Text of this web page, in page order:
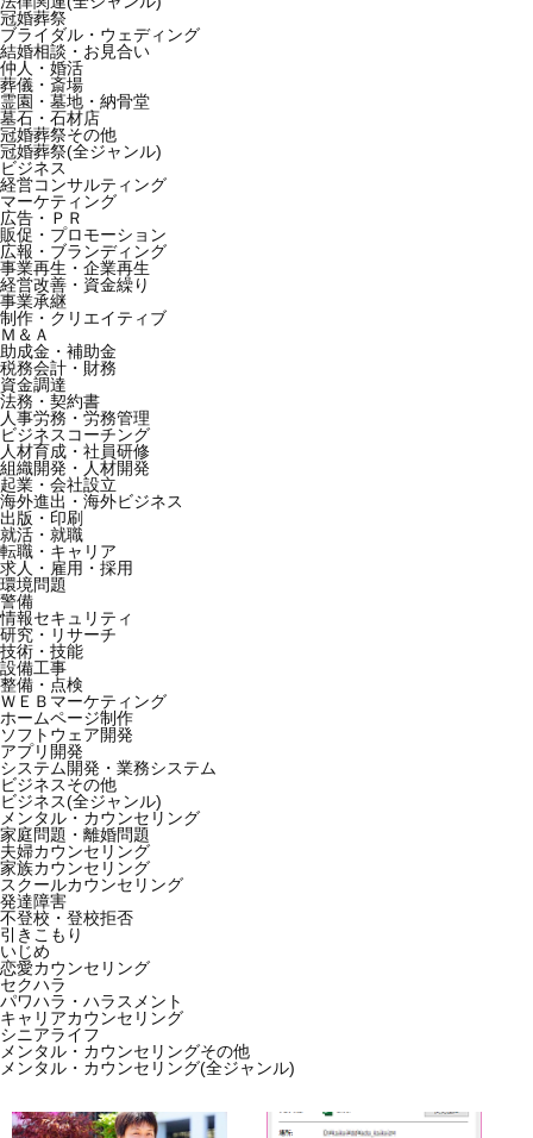
冠婚葬祭
ブライダル・ウェディング
結婚相談・お見合い
仲人・婚活
葬儀・斎場
霊園・墓地・納骨堂
墓石・石材店
冠婚葬祭その他
冠婚葬祭(全ジャンル)
ビジネス
経営コンサルティング
マーケティング
広告・ＰＲ
販促・プロモーション
広報・ブランディング
事業再生・企業再生
経営改善・資金繰り
事業承継
制作・クリエイティブ
Ｍ＆Ａ
助成金・補助金
税務会計・財務
資金調達
法務・契約書
人事労務・労務管理
ビジネスコーチング
人材育成・社員研修
組織開発・人材開発
起業・会社設立
海外進出・海外ビジネス
出版・印刷
就活・就職
転職・キャリア
求人・雇用・採用
環境問題
警備
情報セキュリティ
研究・リサーチ
技術・技能
設備工事
整備・点検
ＷＥＢマーケティング
ホームページ制作
ソフトウェア開発
アプリ開発
システム開発・業務システム
ビジネスその他
ビジネス(全ジャンル)
メンタル・カウンセリング
家庭問題・離婚問題
夫婦カウンセリング
家族カウンセリング
スクールカウンセリング
発達障害
不登校・登校拒否
引きこもり
いじめ
恋愛カウンセリング
セクハラ
パワハラ・ハラスメント
キャリアカウンセリング
シニアライフ
メンタル・カウンセリングその他
メンタル・カウンセリング(全ジャンル)